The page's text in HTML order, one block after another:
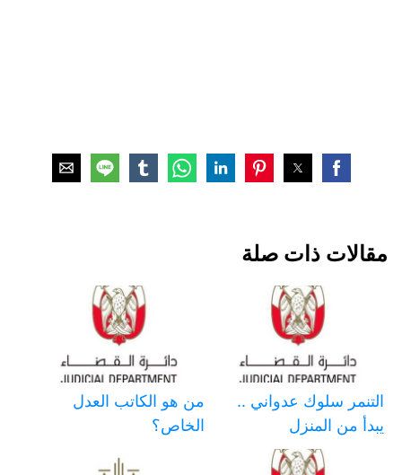
مقالات ذات صلة
التنمر سلوك عدواني ..
يبدأ من المنزل
من هو الكاتب العدل
الخاص؟